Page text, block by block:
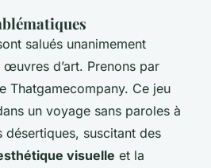
salués unanimement
d’art. Prenons par
Thatgamecompany. Ce jeu
un voyage sans paroles à
désertiques, suscitant des
visuelle et la